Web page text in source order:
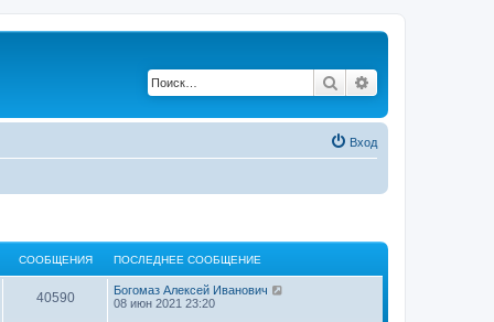
Поиск
Вход
СООБЩЕНИЯ ПОСЛЕДНЕЕ СООБЩЕНИЕ
40590 Богомаз Алексей Иванович
08 июн 2021 23:20